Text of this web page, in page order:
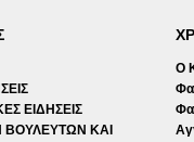
ΕΙΔΗΣΕΙΣ
ΚΑΙ
Ο